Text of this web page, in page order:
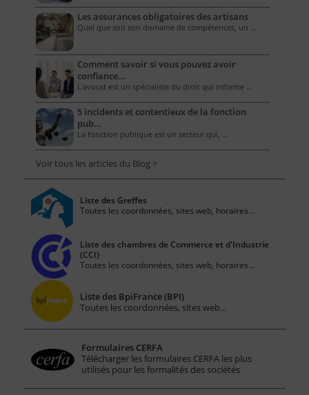
Les assurances obligatoires des artisans
Quel que soit son domaine de compétences, un …
Comment savoir si vous pouvez avoir
confiance…
L'avocat est un spécialiste du droit qui informe …
5 incidents et contentieux de la fonction
pub…
La fonction publique est un secteur qui, …
Voir tous les articles du Blog >
Liste des Greffes
Toutes les coordonnées, sites web, horaires...
Liste des chambres de Commerce et d'Industrie
(CCI)
Toutes les coordonnées, sites web, horaires...
Liste des BpiFrance (BPI)
Toutes les coordonnées, sites web...
Formulaires CERFA
Télécharger les formulaires CERFA les plus
utilisés pour les formalités des sociétés